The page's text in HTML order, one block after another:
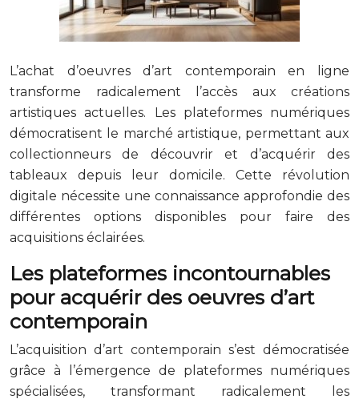
L’achat d’oeuvres d’art contemporain en ligne
transforme radicalement l’accès aux créations
artistiques actuelles. Les plateformes numériques
démocratisent le marché artistique, permettant aux
collectionneurs de découvrir et d’acquérir des
tableaux depuis leur domicile. Cette révolution
digitale nécessite une connaissance approfondie des
différentes options disponibles pour faire des
acquisitions éclairées.
Les plateformes incontournables
pour acquérir des oeuvres d’art
contemporain
L’acquisition d’art contemporain s’est démocratisée
grâce à l’émergence de plateformes numériques
spécialisées, transformant radicalement les